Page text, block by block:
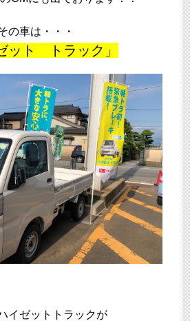
の車は・・・
ット トラック」
イゼットトラックが